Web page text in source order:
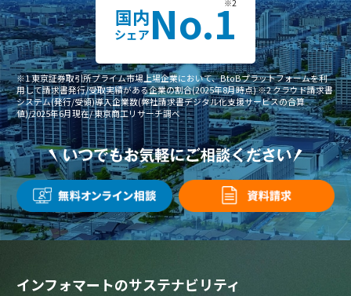
国内
シェア No.1
※1 東京証券取引所プライム市場上場企業において、BtoBプラットフォームを利
用して請求書発行/受取実績がある企業の割合(2025年8月時点)※2 クラウド請求書
システム(発行/受領)導入企業数(弊社請求書デジタル化支援サービスの合算
値)/2025年6月現在/ 東京商工リサーチ調べ
インフォマートのサステナビリティ